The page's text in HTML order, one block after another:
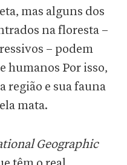
mas alguns dos
na floresta –
– podem
humanos Por isso,
região e sua fauna
mata.
Geographic